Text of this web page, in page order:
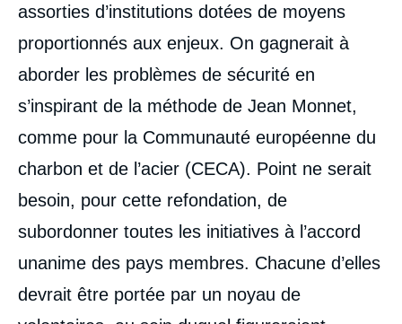
assorties d’institutions dotées de moyens
proportionnés aux enjeux. On gagnerait à
aborder les problèmes de sécurité en
s’inspirant de la méthode de Jean Monnet,
comme pour la Communauté européenne du
charbon et de l’acier (CECA). Point ne serait
besoin, pour cette refondation, de
subordonner toutes les initiatives à l’accord
unanime des pays membres. Chacune d’elles
devrait être portée par un noyau de